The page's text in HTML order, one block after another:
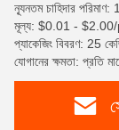
ন্যূনতম চাহিদার
মূল্য: $0.01 -
প্যাকেজিং বিবরণ: 25
যোগানের ক্ষমতা: প্রতি